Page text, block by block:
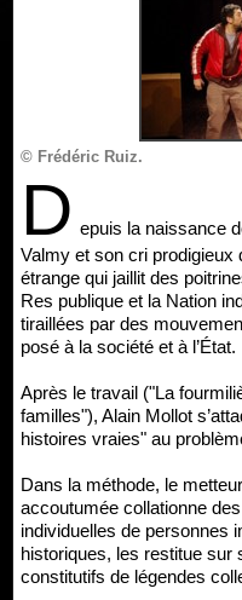
© Frédéric Ruiz.
D epuis la naissance
Valmy et son cri prodigieux
étrange qui jaillit des
Res publique et la Nation
tiraillées par des
posé à la société et à l’État.
Après le travail ("La
familles"), Alain Mollot
histoires vraies" au
Dans la méthode, le
accoutumée collationne
individuelles de personnes
historiques, les restitue sur
constitutifs de légendes